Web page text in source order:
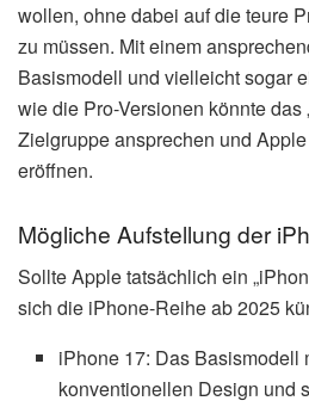
wollen, ohne dabei auf die teure
zu müssen. Mit einem
Basismodell und vielleicht sogar
wie die Pro-Versionen könnte das
Zielgruppe ansprechen und
eröffnen.
Mögliche Aufstellung der
Sollte Apple tatsächlich ein
sich die iPhone-Reihe ab 2025
iPhone 17: Das Basismodell
konventionellen Design und